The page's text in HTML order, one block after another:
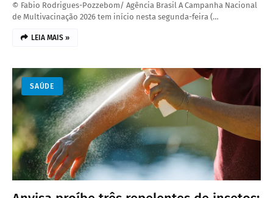
© Fabio Rodrigues-Pozzebom/ Agência Brasil A Campanha Nacional
de Multivacinação 2026 tem início nesta segunda-feira (…
LEIA MAIS »
SAÚDE